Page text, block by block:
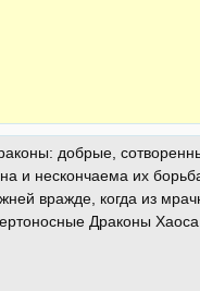
добрые,
и нескончаема их
вражде, когда из
Драконы Хаоса.